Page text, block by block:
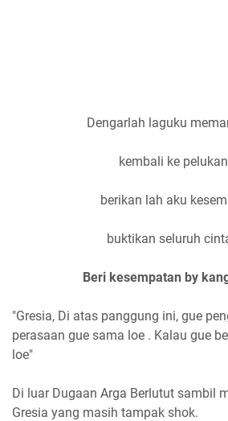
Dengarlah laguku
kembali ke
berikan lah aku
buktikan seluruh
Beri kesempatan by
"Gresia, Di atas panggung ini, gue
perasaan gue sama loe . Kalau gue
loe"
Di luar Dugaan Arga Berlutut sambil
Gresia yang masih tampak shok.